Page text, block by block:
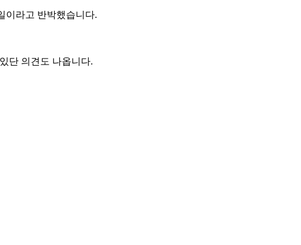
이라고 반박했습니다.
단 의견도 나옵니다.